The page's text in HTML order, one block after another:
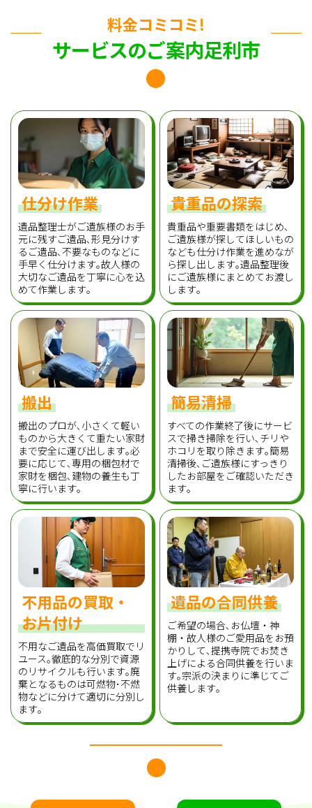
料金コミコミ!
サービスのご案内足利市
仕分け作業
遺品整理士がご遺族様のお手
元に残すご遺品､形見分けす
るご遺品､不要なものなどに
手早く仕分けます｡故人様の
大切なご遺品を丁寧に心を込
めて作業します｡
貴重品の探索
貴重品や重要書類をはじめ､
ご遺族様が探してほしいもの
なども仕分け作業を進めなが
ら探し出します｡遺品整理後
にご遺族様にまとめてお渡し
します｡
搬出
搬出のプロが､小さくて軽い
ものから大きくて重たい家財
まで安全に運び出します｡必
要に応じて､専用の梱包材で
家財を梱包､建物の養生も丁
寧に行います｡
簡易清掃
すべての作業終了後にサービ
スで掃き掃除を行い､チリや
ホコリを取り除きます｡簡易
清掃後､ご遺族様にすっきり
したお部屋をご確認いただき
ます｡
不用品の買取・
お片付け
不用なご遺品を高価買取でリ
ユース｡徹底的な分別で資源
のリサイクルも行います｡廃
棄となるものは可燃物･不燃
物などに分けて適切に分別し
ます｡
遺品の合同供養
ご希望の場合､お仏壇・神
棚・故人様のご愛用品をお預
かりして､提携寺院でお焚き
上げによる合同供養を行いま
す｡宗派の決まりに準じてご
供養します｡